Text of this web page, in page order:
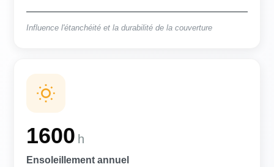
Influence l'étanchéité et la durabilité de la couverture
1600 h
Ensoleillement annuel